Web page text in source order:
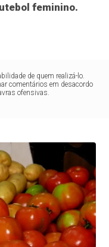
feminino.
de quem realizá-lo.
comentários em desacordo
ofensivas.